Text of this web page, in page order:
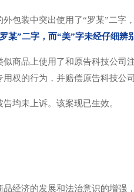
包装中突出使用了“罗某”二字
某”二字，而“美”字未经仔细辨
似商品上使用了和原告科技公司
权的行为，并赔偿原告科技公
均未上诉。该案现已生效。
品经济的发展和法治意识的增强